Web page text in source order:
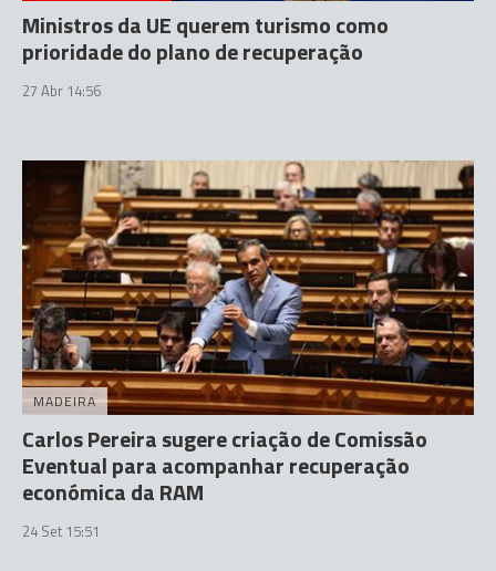
Ministros da UE querem turismo como
prioridade do plano de recuperação
27 Abr 14:56
MADEIRA
Carlos Pereira sugere criação de Comissão
Eventual para acompanhar recuperação
económica da RAM
24 Set 15:51